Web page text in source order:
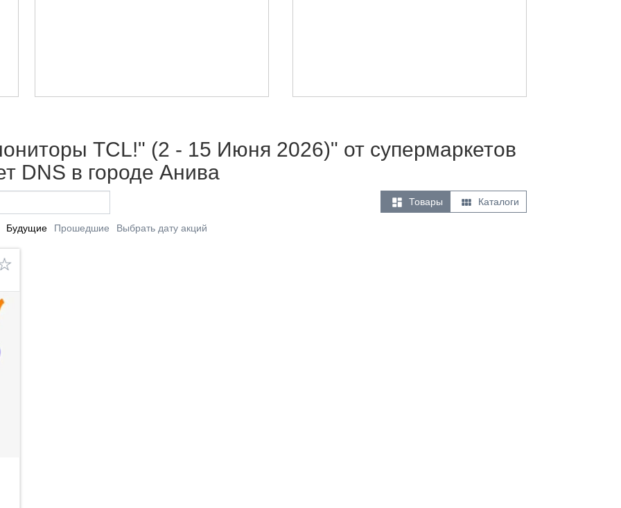
TCL!" (2 - 15 Июня 2026)" от супермаркетов
DNS в городе Анива
 Товары  Каталоги
Будущие Прошедшие Выбрать дату акций